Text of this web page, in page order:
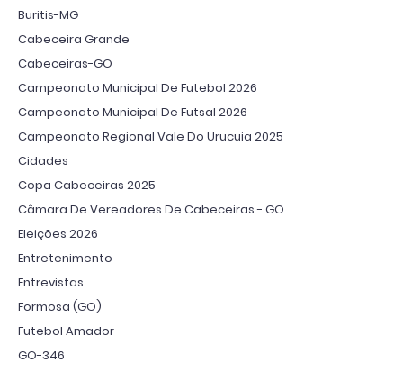
Buritis-MG
Cabeceira Grande
Cabeceiras-GO
Campeonato Municipal De Futebol 2026
Campeonato Municipal De Futsal 2026
Campeonato Regional Vale Do Urucuia 2025
Cidades
Copa Cabeceiras 2025
Câmara De Vereadores De Cabeceiras - GO
Eleições 2026
Entretenimento
Entrevistas
Formosa (GO)
Futebol Amador
GO-346